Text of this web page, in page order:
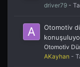
driver79 -
Otomotiv
Otomotiv
AKayhan -